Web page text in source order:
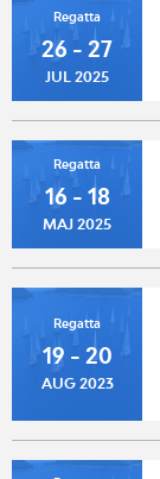
Regatta
26 - 27
JUL 2025
Regatta
16 - 18
MAJ 2025
Regatta
19 - 20
AUG 2023